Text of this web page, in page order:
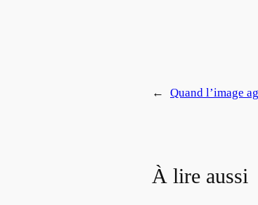
← Quand l’image
À lire aussi